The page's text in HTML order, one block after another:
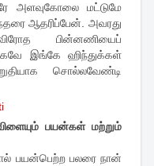
அளவுகோலை மட்டுமே
ஆதரிப்பேன். அவரது
பின்னணியைப்
இங்கே ஹிந்துக்கள்
சொல்லவேண்டி
பயன்கள் மற்றும்
பயன்பெற்ற பலரை நான்